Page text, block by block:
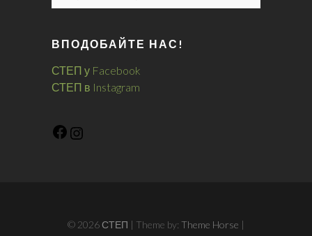
ВПОДОБАЙТЕ НАС!
СТЕП у Facebook
СТЕП в Instagram
© 2026СТЕП | Theme by: Theme Horse |